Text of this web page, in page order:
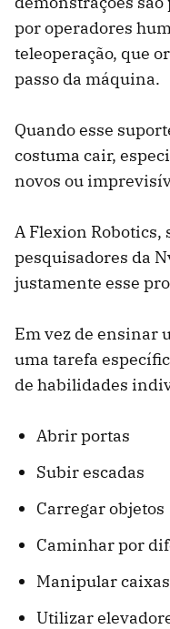
por operadores
teleoperação, que
passo da máquina.
Quando esse
costuma cair,
novos ou
A Flexion
pesquisadores da
justamente esse
Em vez de ensinar
uma tarefa
de habilidades
Abrir portas
Subir escadas
Carregar objetos
Caminhar por
Manipular caixas
Utilizar